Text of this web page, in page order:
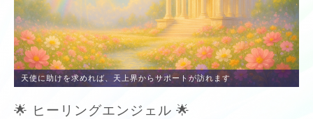
天使に助けを求めれば、天上界からサポートが訪れます
🌟 ヒーリングエンジェル 🌟